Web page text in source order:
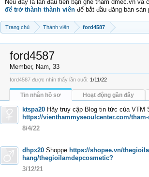
Nếu đây là lần đầu tiên bạn ghé thăm dmec.vn
để trở thành thành viên để bắt đầu đăng bán sản
Trang chủ Thành viên ford4587
ford4587
Member, Nam, 33
ford4587 được nhìn thấy lần cuối: 1/11/22
Tin nhắn hồ sơ Hoạt động gần đây
ktspa20 Hãy truy cập Blog tin tức của VTM
https://vienthammyseoulcenter.com/
8/4/22
dhpx20 Shoppe https://shopee.vn/
hang/thegioilamdepcosmetic?
3/12/21